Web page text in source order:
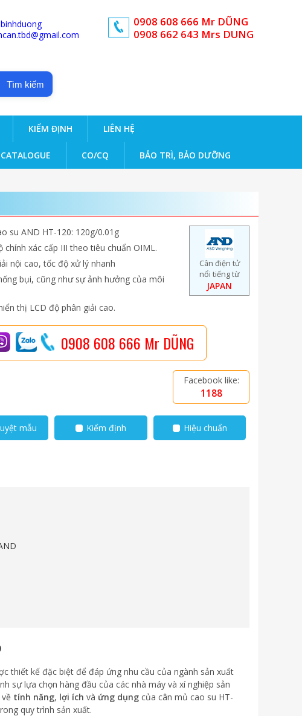
0908 608 666 Mr DŨNG
0908 662 643 Mrs DUNG
Tìm kiếm
KIỂM ĐỊNH LIÊN HỆ
CATALOGUE CO/CQ BẢO TRÌ, BẢO DƯỠNG
su AND HT-120: 120g/0.01g
chính xác cấp III theo tiêu chuẩn OIML.
nội cao, tốc độ xử lý nhanh
bụi, cũng như sự ảnh hưởng của môi
thị LCD độ phân giải cao.
Cân điện tử
nổi tiếng từ
JAPAN
0908 608 666 Mr DŨNG
Facebook like:
1188
mẫu Kiểm định Hiệu chuẩn
thiết kế đặc biệt để đáp ứng nhu cầu của ngành sản xuất
sự lựa chọn hàng đầu của các nhà máy và xí nghiệp sản
tính năng, lợi ích và ứng dụng của cân mủ cao su HT-
quy trình sản xuất.